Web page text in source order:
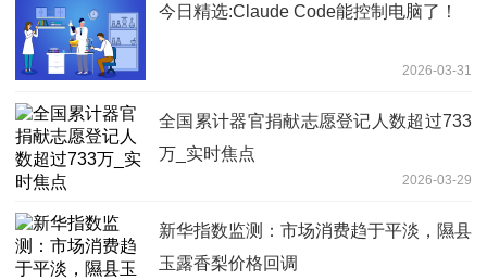
今日精选:Claude Code能控制电脑了！
2026-03-31
全国累计器官捐献志愿登记人数超过733
万_实时焦点
2026-03-29
新华指数监测：市场消费趋于平淡，隰县
玉露香梨价格回调